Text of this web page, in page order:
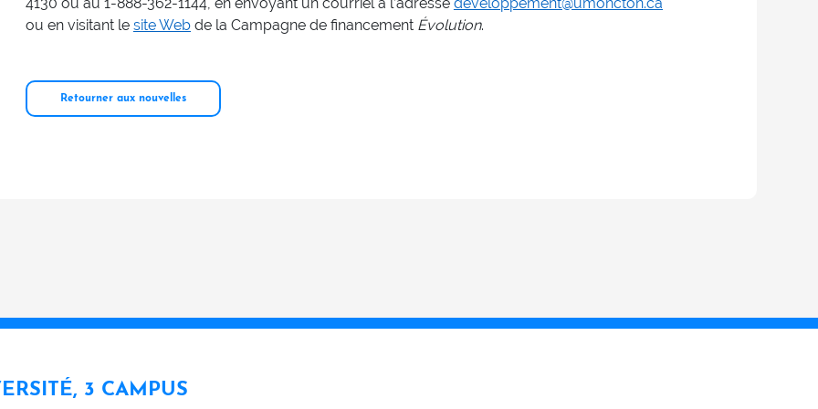
ou en visitant le site Webde la Campagne de financement Évolution.
Retourner aux nouvelles
3 CAMPUS